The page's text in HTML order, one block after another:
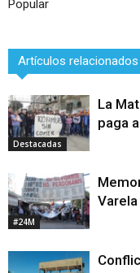
Popular
Artículos relacionados
Destacadas
La
paga
#24M
Varela